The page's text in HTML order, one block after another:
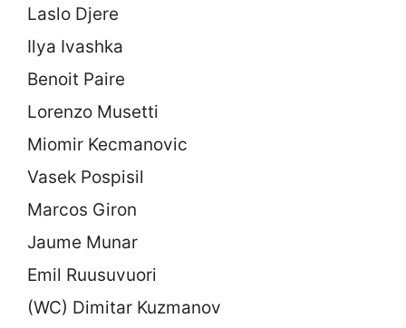
Laslo Djere
Ilya Ivashka
Benoit Paire
Lorenzo Musetti
Miomir Kecmanovic
Vasek Pospisil
Marcos Giron
Jaume Munar
Emil Ruusuvuori
(WC) Dimitar Kuzmanov